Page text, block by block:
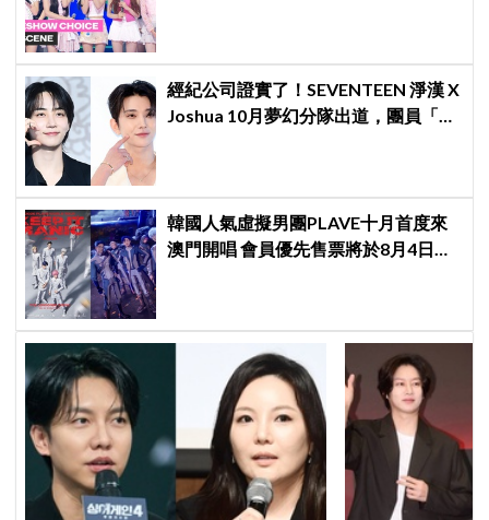
經紀公司證實了！SEVENTEEN 淨漢 X
Joshua 10月夢幻分隊出道，團員「最
韓國人氣虛擬男團PLAVE十月首度來
澳門開唱 會員優先售票將於8月4日開